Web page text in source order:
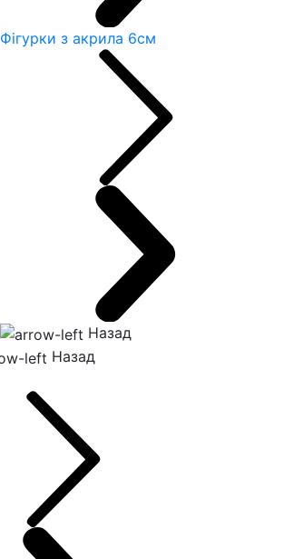
Фігурки з акрила 6см
Назад
Назад